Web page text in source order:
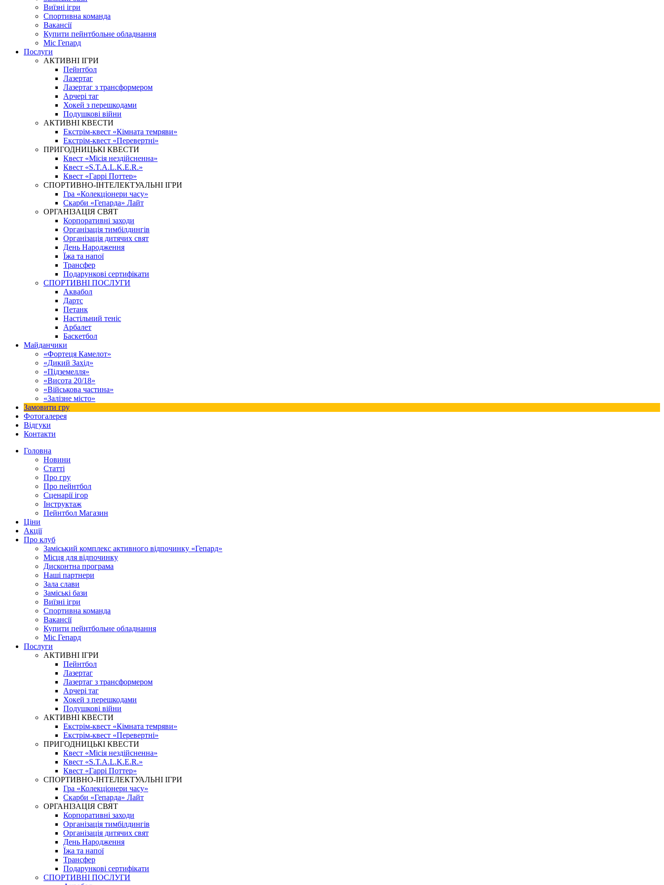
Виїзні ігри
Спортивна команда
Вакансії
Купити пейнтбольне обладнання
Міс Гепард
Послуги
АКТИВНІ ІГРИ
Пейнтбол
Лазертаг
Лазертаг з трансформером
Арчері таг
Хокей з перешкодами
Подушкові війни
АКТИВНІ КВЕСТИ
Екстрім-квест «Кімната темряви»
Екстрім-квест «Перевертні»
ПРИГОДНИЦЬКІ КВЕСТИ
Квест «Місія нездійсненна»
Квест «S.T.A.L.K.E.R.»
Квест «Гаррі Поттер»
СПОРТИВНО-ІНТЕЛЕКТУАЛЬНІ ІГРИ
Гра «Колекціонери часу»
Скарби «Гепарда» Лайт
ОРГАНІЗАЦІЯ СВЯТ
Корпоративні заходи
Організація тимбілдингів
Організація дитячих свят
День Народження
Їжа та напої
Трансфер
Подарункові сертифікати
СПОРТИВНІ ПОСЛУГИ
Аквабол
Дартс
Петанк
Настільний теніс
Арбалет
Баскетбол
Майданчики
«Фортеця Камелот»
«Дикий Захід»
«Підземелля»
«Висота 20/18»
«Військова частина»
«Залізне місто»
Замовити гру
Фотогалерея
Відгуки
Контакти
Головна
Новини
Статті
Про гру
Про пейнтбол
Сценарії ігор
Інструктаж
Пейнтбол Магазин
Ціни
Акції
Про клуб
Заміський комплекс активного відпочинку «Гепард»
Місця для відпочинку
Дисконтна програма
Наші партнери
Зала слави
Заміські бази
Виїзні ігри
Спортивна команда
Вакансії
Купити пейнтбольне обладнання
Міс Гепард
Послуги
АКТИВНІ ІГРИ
Пейнтбол
Лазертаг
Лазертаг з трансформером
Арчері таг
Хокей з перешкодами
Подушкові війни
АКТИВНІ КВЕСТИ
Екстрім-квест «Кімната темряви»
Екстрім-квест «Перевертні»
ПРИГОДНИЦЬКІ КВЕСТИ
Квест «Місія нездійсненна»
Квест «S.T.A.L.K.E.R.»
Квест «Гаррі Поттер»
СПОРТИВНО-ІНТЕЛЕКТУАЛЬНІ ІГРИ
Гра «Колекціонери часу»
Скарби «Гепарда» Лайт
ОРГАНІЗАЦІЯ СВЯТ
Корпоративні заходи
Організація тимбілдингів
Організація дитячих свят
День Народження
Їжа та напої
Трансфер
Подарункові сертифікати
СПОРТИВНІ ПОСЛУГИ